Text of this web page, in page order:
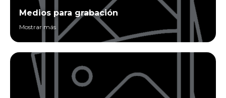
Medios para grabación
Mostrar más